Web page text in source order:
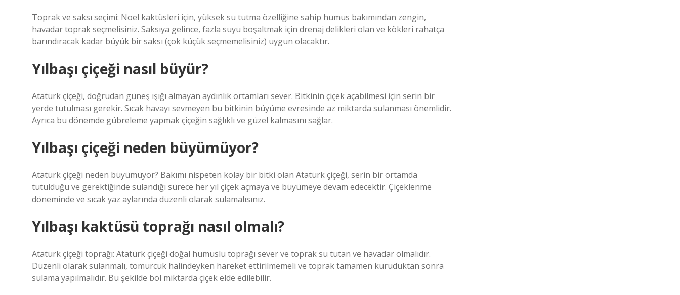
Toprak ve saksı seçimi: Noel kaktüsleri için, yüksek su tutma özelliğine sahip humus bakımından zengin,
havadar toprak seçmelisiniz. Saksıya gelince, fazla suyu boşaltmak için drenaj delikleri olan ve kökleri rahatça
barındıracak kadar büyük bir saksı (çok küçük seçmemelisiniz) uygun olacaktır.
Yılbaşı çiçeği nasıl büyür?
Atatürk çiçeği, doğrudan güneş ışığı almayan aydınlık ortamları sever. Bitkinin çiçek açabilmesi için serin bir
yerde tutulması gerekir. Sıcak havayı sevmeyen bu bitkinin büyüme evresinde az miktarda sulanması önemlidir.
Ayrıca bu dönemde gübreleme yapmak çiçeğin sağlıklı ve güzel kalmasını sağlar.
Yılbaşı çiçeği neden büyümüyor?
Atatürk çiçeği neden büyümüyor? Bakımı nispeten kolay bir bitki olan Atatürk çiçeği, serin bir ortamda
tutulduğu ve gerektiğinde sulandığı sürece her yıl çiçek açmaya ve büyümeye devam edecektir. Çiçeklenme
döneminde ve sıcak yaz aylarında düzenli olarak sulamalısınız.
Yılbaşı kaktüsü toprağı nasıl olmalı?
Atatürk çiçeği toprağı: Atatürk çiçeği doğal humuslu toprağı sever ve toprak su tutan ve havadar olmalıdır.
Düzenli olarak sulanmalı, tomurcuk halindeyken hareket ettirilmemeli ve toprak tamamen kuruduktan sonra
sulama yapılmalıdır. Bu şekilde bol miktarda çiçek elde edilebilir.